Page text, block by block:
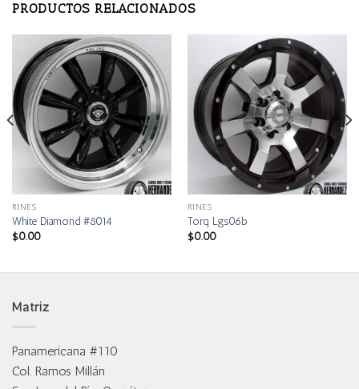
PRODUCTOS RELACIONADOS
RINES
White Diamond #8014
$0.00
RINES
Torq Lgs06b
$0.00
Matriz
Panamericana #110
Col. Ramos Millán